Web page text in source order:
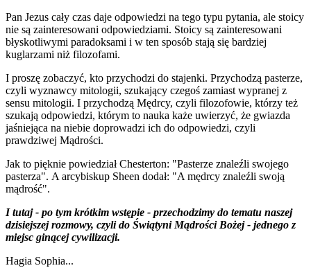
Pan Jezus cały czas daje odpowiedzi na tego typu pytania, ale stoicy
nie są zainteresowani odpowiedziami. Stoicy są zainteresowani
błyskotliwymi paradoksami i w ten sposób stają się bardziej
kuglarzami niż filozofami.
I proszę zobaczyć, kto przychodzi do stajenki. Przychodzą pasterze,
czyli wyznawcy mitologii, szukający czegoś zamiast wypranej z
sensu mitologii. I przychodzą Mędrcy, czyli filozofowie, którzy też
szukają odpowiedzi, którym to nauka każe uwierzyć, że gwiazda
jaśniejąca na niebie doprowadzi ich do odpowiedzi, czyli
prawdziwej Mądrości.
Jak to pięknie powiedział Chesterton: "Pasterze znaleźli swojego
pasterza". A arcybiskup Sheen dodał: "A mędrcy znaleźli swoją
mądrość".
I tutaj - po tym krótkim wstępie - przechodzimy do tematu naszej
dzisiejszej rozmowy, czyli do Świątyni Mądrości Bożej - jednego z
miejsc ginącej cywilizacji.
Hagia Sophia...